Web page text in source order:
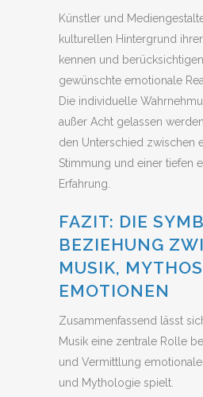
Künstler und
kulturellen Hintergrund
kennen und
gewünschte emotionale
Die individuelle
außer Acht gelassen
den Unterschied zwischen
Stimmung und einer tiefen
Erfahrung.
FAZIT: DIE
BEZIEHUNG
MUSIK,
EMOTIONEN
Zusammenfassend lässt
Musik eine zentrale Rolle
und Vermittlung
und Mythologie spielt.